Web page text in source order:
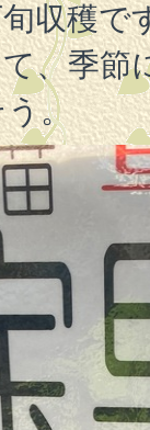
収穫で
、季
。